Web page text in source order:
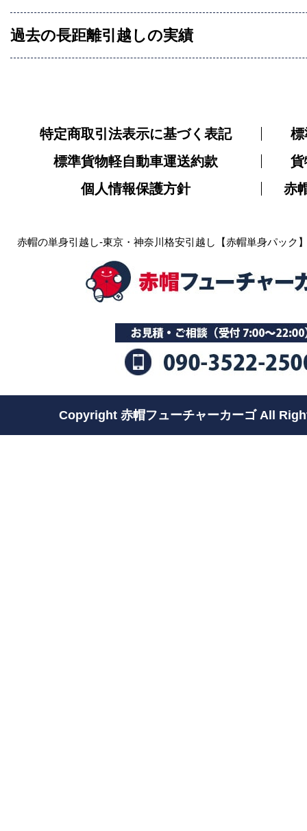
過去の長距離引越しの実績
特定商取引法表示に基づく表記
標
標準貨物軽自動車運送約款
貨
個人情報保護方針
赤
赤帽の単身引越し-東京・神奈川格安引越し【赤帽単身パック
Copyright 赤帽フューチャーカーゴ All